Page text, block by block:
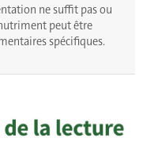
ne suffit pas ou
peut être
spécifiques.